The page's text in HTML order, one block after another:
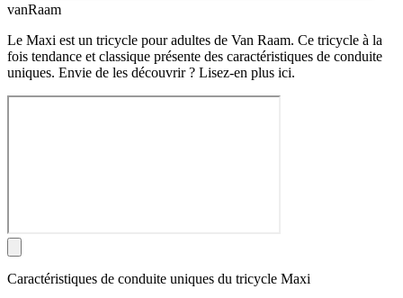
vanRaam
Le Maxi est un tricycle pour adultes de Van Raam. Ce tricycle à la
fois tendance et classique présente des caractéristiques de conduite
uniques. Envie de les découvrir ? Lisez-en plus ici.​
Caractéristiques de conduite uniques du tricycle Maxi